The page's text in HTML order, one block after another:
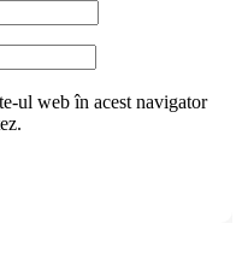
ul web în acest navigator